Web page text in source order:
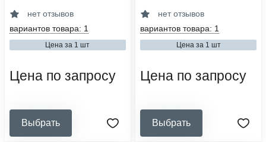
i-v
передвижной
количество ламп, шт:
нет отзывов
вариантов товара: 1
Цена за 1 шт
Цена по запросу
Выбрать
100
категория помещения:
ii-v
тип установки:
нет отзывов
вариантов товара: 1
Цена за 1 шт
Цена по запросу
Выбрать